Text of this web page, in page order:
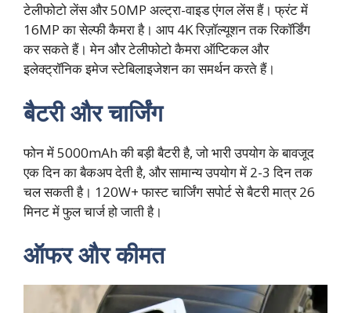
टेलीफोटो लेंस और 50MP अल्ट्रा-वाइड एंगल लेंस हैं। फ्रंट में
16MP का सेल्फी कैमरा है। आप 4K रिज़ॉल्यूशन तक रिकॉर्डिंग
कर सकते हैं। मेन और टेलीफोटो कैमरा ऑप्टिकल और
इलेक्ट्रॉनिक इमेज स्टेबिलाइजेशन का समर्थन करते हैं।
बैटरी और चार्जिंग
फोन में 5000mAh की बड़ी बैटरी है, जो भारी उपयोग के बावजूद
एक दिन का बैकअप देती है, और सामान्य उपयोग में 2-3 दिन तक
चल सकती है। 120W+ फास्ट चार्जिंग सपोर्ट से बैटरी मात्र 26
मिनट में फुल चार्ज हो जाती है।
ऑफर और कीमत